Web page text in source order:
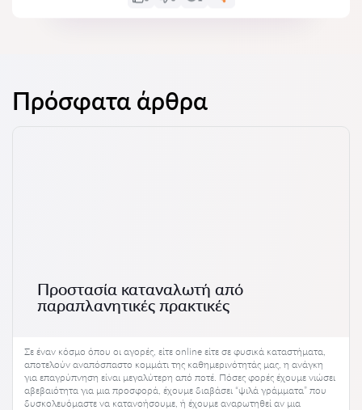
Πρόσφατα άρθρα
Προστασία καταναλωτή από
παραπλανητικές πρακτικές
Σε έναν κόσμο όπου οι αγορές, είτε online είτε σε φυσικά καταστήματα,
αποτελούν αναπόσπαστο κομμάτι της καθημερινότητάς μας, η ανάγκη
για επαγρύπνηση είναι μεγαλύτερη από ποτέ. Πόσες φορές έχουμε νιώσει
αβεβαιότητα για μια προσφορά, έχουμε διαβάσει “ψιλά γράμματα” που
δυσκολευόμαστε να κατανοήσουμε, ή έχουμε αναρωτηθεί αν μια